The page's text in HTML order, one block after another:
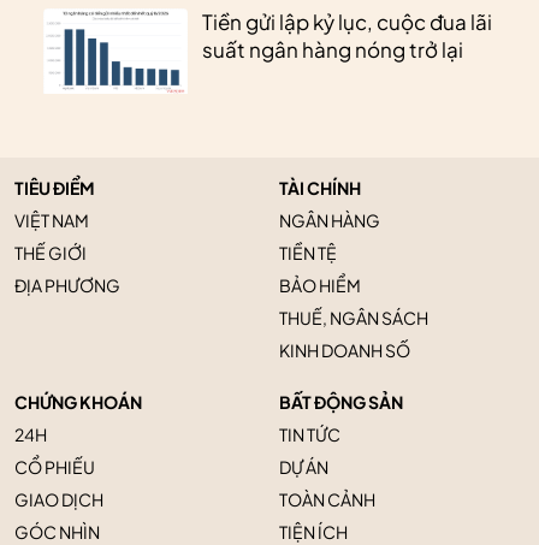
Tiền gửi lập kỷ lục, cuộc đua lãi
suất ngân hàng nóng trở lại
TIÊU ĐIỂM
VIỆT NAM
THẾ GIỚI
ĐỊA PHƯƠNG
TÀI CHÍNH
NGÂN HÀNG
TIỀN TỆ
BẢO HIỂM
THUẾ, NGÂN SÁCH
KINH DOANH SỐ
CHỨNG KHOÁN
24H
CỔ PHIẾU
GIAO DỊCH
GÓC NHÌN
BẤT ĐỘNG SẢN
TIN TỨC
DỰ ÁN
TOÀN CẢNH
TIỆN ÍCH